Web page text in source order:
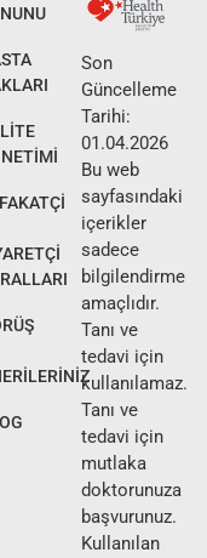
Son
Güncelleme
Tarihi:
01.04.2026
Bu web
sayfasındaki
içerikler
sadece
bilgilendirme
amaçlıdır.
Tanı ve
tedavi için
kullanılamaz.
Tanı ve
tedavi için
mutlaka
doktorunuza
başvurunuz.
Kullanılan